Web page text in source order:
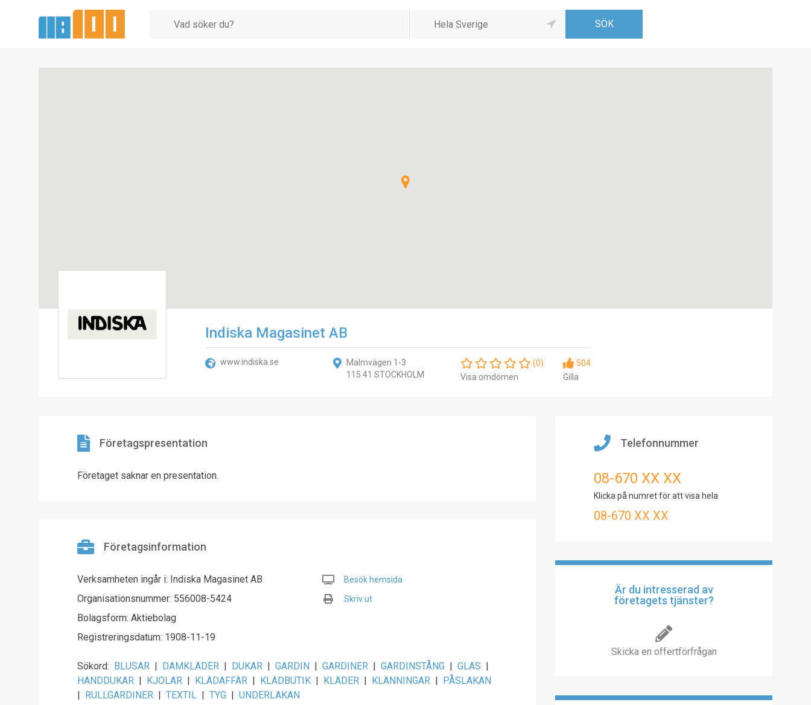
Indiska Magasinet AB
www.indiska.se
Malmvägen 1-3
115 41 STOCKHOLM
(0)
Visa omdömen
504
Gilla
Företagspresentation
Företaget saknar en presentation.
Företagsinformation
Verksamheten ingår i: Indiska Magasinet AB
Organisationsnummer: 556008-5424
Bolagsform: Aktiebolag
Registreringsdatum: 1908-11-19
Besök hemsida
Skriv ut
Sökord: BLUSAR | DAMKLÄDER | DUKAR | GARDIN | GARDINER | GARDINSTÅNG | GLAS |
HANDDUKAR | KJOLAR | KLÄDAFFÄR | KLÄDBUTIK | KLÄDER | KLÄNNINGAR | PÅSLAKAN
| RULLGARDINER | TEXTIL | TYG | UNDERLAKAN
Telefonnummer
08-670 XX XX
Klicka på numret för att visa hela
08-670 XX XX
Är du intresserad av
företagets tjänster?
Skicka en offertförfrågan